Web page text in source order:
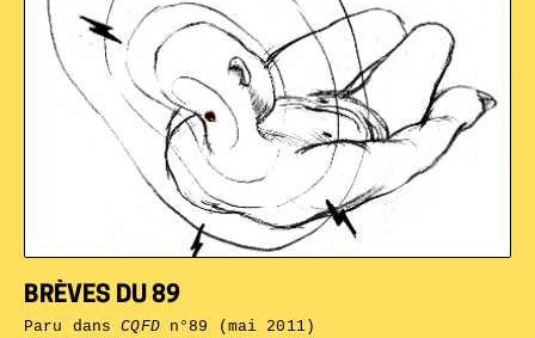
BRÈVES DU 89
Paru dansCQFDn°89 (mai 2011)